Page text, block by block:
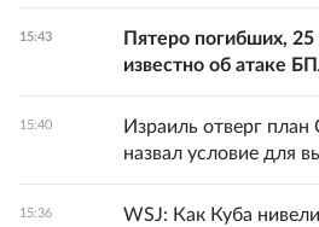
15:43
Пятеро погибших,
известно об атаке
15:40
Израиль отверг план
назвал условие для
15:36
WSJ: Как Куба